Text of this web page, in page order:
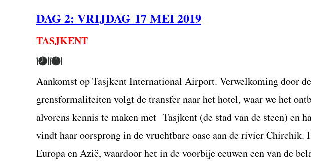
DAG 2: VRIJDAG 17 MEI 2019
TASJKENT
Aankomst op Tasjkent International Airport. Verwelkoming door
grensformaliteiten volgt de transfer naar het hotel, waar we het
alvorens kennis te maken met Tasjkent (de stad van de steen) en
vindt haar oorsprong in de vruchtbare oase aan de rivier Chirchik.
Europa en Azië, waardoor het in de voorbije eeuwen een van de